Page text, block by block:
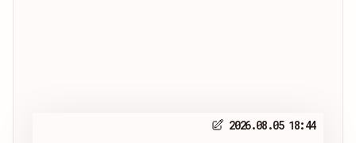
2026.08.05 18:44